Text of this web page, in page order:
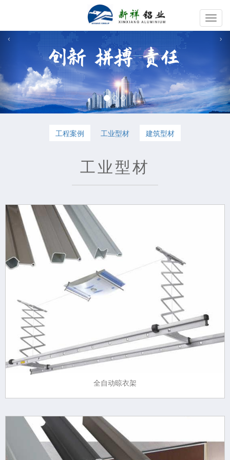
切
换
‹ ›
工程案例 工业型材 建筑型材
工业型材
全自动晾衣架